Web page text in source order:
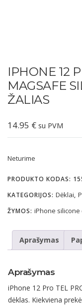
IPHONE 12
MAGSAFE
ŽALIAS
14.95 € su PVM
Neturime
PRODUKTO KODAS:
KATEGORIJOS: Dėklai,
ŽYMOS: iPhone silicone
Aprašymas
Aprašymas
iPhone 12 Pro TEL
dėklas. Kiekviena